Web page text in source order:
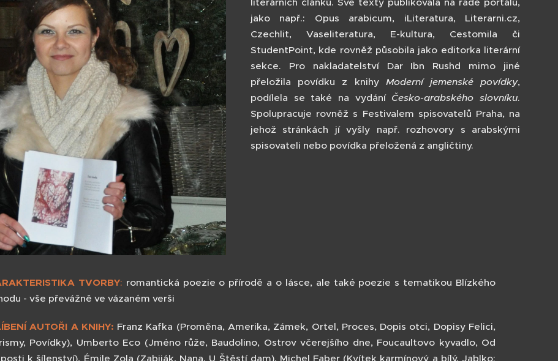
jako např.: Opus arabicum, iLiteratura, Literarni.cz,
Czechlit, Vaseliteratura, E-kultura, Cestomila či
StudentPoint, kde rovněž působila jako editorka literární
sekce. Pro nakladatelství Dar Ibn Rushd mimo jiné
přeložila povídku z knihy Moderní jemenské povídky,
podílela se také na vydání Česko-arabského slovníku.
Spolupracuje rovněž s Festivalem spisovatelů Praha, na
jehož stránkách jí vyšly např. rozhovory s arabskými
spisovateli nebo povídka přeložená z angličtiny.
TVORBY: romantická poezie o přírodě a o lásce, ale také poezie s tematikou Blízkého
- vše převážně ve vázaném verši
AUTOŘI A KNIHY: Franz Kafka (Proměna, Amerika, Zámek, Ortel, Proces, Dopis otci, Dopisy Felici,
Povídky), Umberto Eco (Jméno růže, Baudolino, Ostrov včerejšího dne, Foucaultovo kyvadlo, Od
k šílenství), Émile Zola (Zabiják, Nana, U Štěstí dam), Michel Faber (Kvítek karmínový a bílý, Jablko;